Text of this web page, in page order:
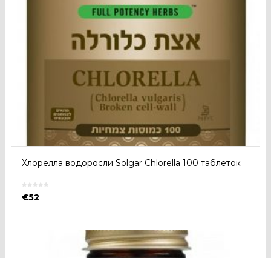
Хлорелла водоросли Solgar Chlorella 100 таблеток
€52